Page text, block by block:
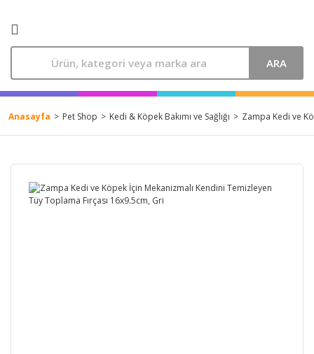
ARA
Anasayfa Pet Shop Kedi & Köpek Bakımı ve Sağlığı Zampa Kedi ve